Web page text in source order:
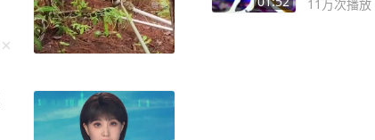
11万次播放